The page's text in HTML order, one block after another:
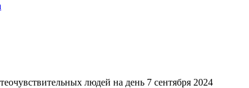
людей на день 7 сентября 2024